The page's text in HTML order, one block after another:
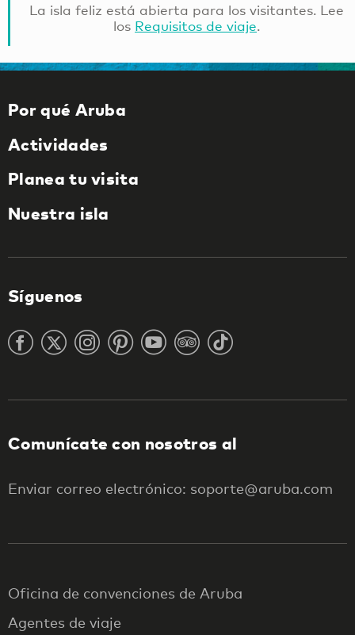
La isla feliz está abierta para los visitantes. Lee
los Requisitos de viaje.
Por qué Aruba
Actividades
Planea tu visita
Nuestra isla
Síguenos
Comunícate con nosotros al
Enviar correo electrónico: soporte@aruba.com
Oficina de convenciones de Aruba
Agentes de viaje